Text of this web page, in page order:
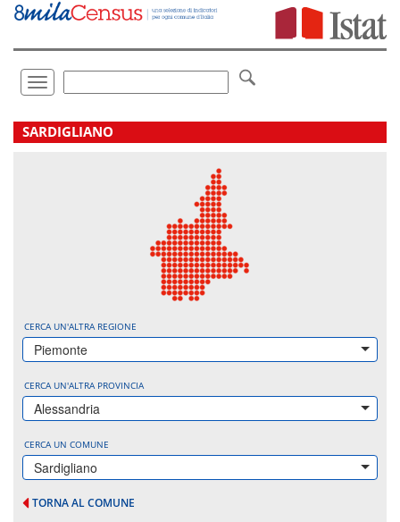
Vai
direttamente
Toggle
navigation
.
SARDIGLIANO
CERCA UN'ALTRA REGIONE
Piemonte
CERCA UN'ALTRA PROVINCIA
Alessandria
CERCA UN COMUNE
Sardigliano
TORNA AL COMUNE